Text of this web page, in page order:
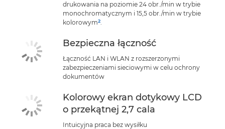
drukowania na poziomie 24 obr./min w trybie
monochromatycznym i 15,5 obr./min w trybie
kolorowym2.
Bezpieczna łączność
Łączność LAN i WLAN z rozszerzonymi
zabezpieczeniami sieciowymi w celu ochrony
dokumentów
Kolorowy ekran dotykowy LCD
o przekątnej 2,7 cala
Intuicyjna praca bez wysiłku